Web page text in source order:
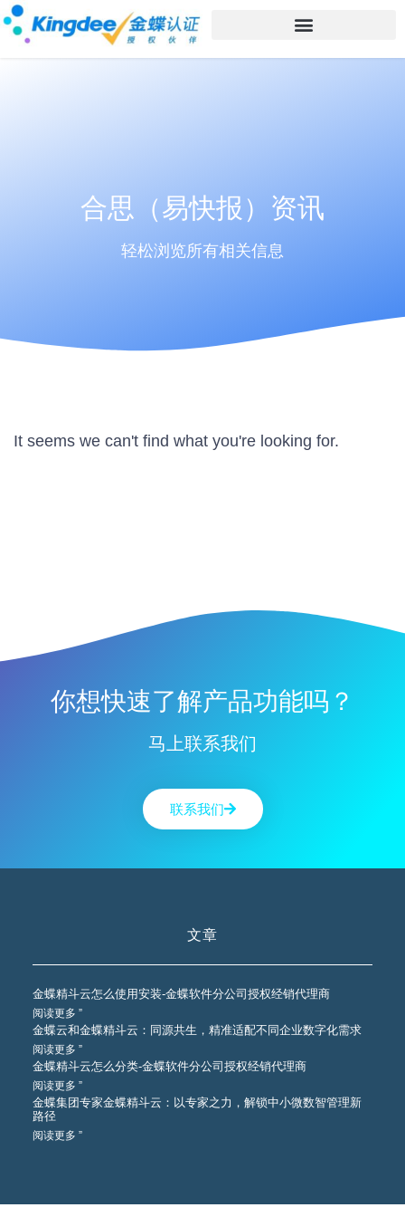
合思（易快报）资讯
轻松浏览所有相关信息
It seems we can't find what you're looking for.
你想快速了解产品功能吗？
马上联系我们
联系我们
文章
金蝶精斗云怎么使用安装-金蝶软件分公司授权经销代理商
阅读更多 ”
金蝶云和金蝶精斗云：同源共生，精准适配不同企业数字化需求
阅读更多 ”
金蝶精斗云怎么分类-金蝶软件分公司授权经销代理商
阅读更多 ”
金蝶集团专家金蝶精斗云：以专家之力，解锁中小微数智管理新
路径
阅读更多 ”